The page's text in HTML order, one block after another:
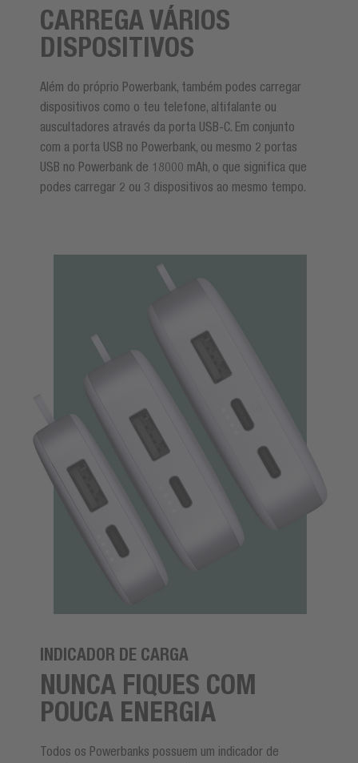
CARREGA VÁRIOS
DISPOSITIVOS
Além do próprio Powerbank, também podes carregar
dispositivos como o teu telefone, altifalante ou
auscultadores através da porta USB-C. Em conjunto
com a porta USB no Powerbank, ou mesmo 2 portas
USB no Powerbank de 18000 mAh, o que significa que
podes carregar 2 ou 3 dispositivos ao mesmo tempo.
INDICADOR DE CARGA
NUNCA FIQUES COM
POUCA ENERGIA
Todos os Powerbanks possuem um indicador de